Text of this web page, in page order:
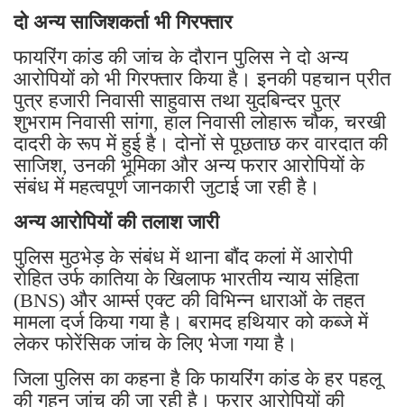
दो अन्य साजिशकर्ता भी गिरफ्तार
फायरिंग कांड की जांच के दौरान पुलिस ने दो अन्य
आरोपियों को भी गिरफ्तार किया है। इनकी पहचान प्रीत
पुत्र हजारी निवासी साहुवास तथा युदबिन्दर पुत्र
शुभराम निवासी सांगा, हाल निवासी लोहारू चौक, चरखी
दादरी के रूप में हुई है। दोनों से पूछताछ कर वारदात की
साजिश, उनकी भूमिका और अन्य फरार आरोपियों के
संबंध में महत्वपूर्ण जानकारी जुटाई जा रही है।
अन्य आरोपियों की तलाश जारी
पुलिस मुठभेड़ के संबंध में थाना बौंद कलां में आरोपी
रोहित उर्फ कातिया के खिलाफ भारतीय न्याय संहिता
(BNS) और आर्म्स एक्ट की विभिन्न धाराओं के तहत
मामला दर्ज किया गया है। बरामद हथियार को कब्जे में
लेकर फोरेंसिक जांच के लिए भेजा गया है।
जिला पुलिस का कहना है कि फायरिंग कांड के हर पहलू
की गहन जांच की जा रही है। फरार आरोपियों की